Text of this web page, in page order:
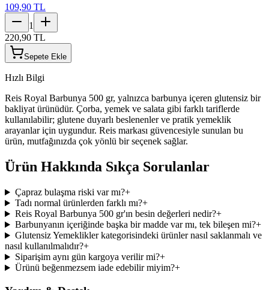
109,90 TL
1
220,90 TL
Sepete Ekle
Hızlı Bilgi
Reis Royal Barbunya 500 gr, yalnızca barbunya içeren glutensiz bir
bakliyat ürünüdür. Çorba, yemek ve salata gibi farklı tariflerde
kullanılabilir; glutene duyarlı beslenenler ve pratik yemeklik
arayanlar için uygundur. Reis markası güvencesiyle sunulan bu
ürün, mutfağınızda çok yönlü bir seçenek sağlar.
Ürün Hakkında Sıkça Sorulanlar
Çapraz bulaşma riski var mı?+
Tadı normal ürünlerden farklı mı?+
Reis Royal Barbunya 500 gr'ın besin değerleri nedir?+
Barbunyanın içeriğinde başka bir madde var mı, tek bileşen mi?+
Glutensiz Yemeklikler kategorisindeki ürünler nasıl saklanmalı ve
nasıl kullanılmalıdır?+
Siparişim aynı gün kargoya verilir mi?+
Ürünü beğenmezsem iade edebilir miyim?+